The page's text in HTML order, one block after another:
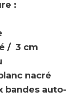
:
/ 3 cm
nacré
bandes auto-